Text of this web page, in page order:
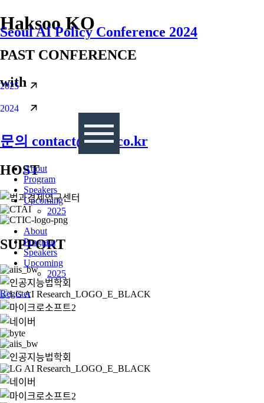
콘텐츠로
건너뛰기
Seoul AI Policy Conference 2024
with
About
Program
Speakers
Upcoming
2025
About
Program
Speakers
Upcoming
2025
Register
Haksoo KO
PAST CONFERENCE
2025
2024
문의 contact@sapi.co.kr
HOST
SUPPORT